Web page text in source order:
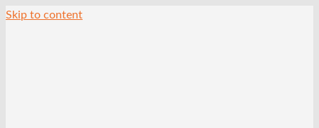
Skip to content